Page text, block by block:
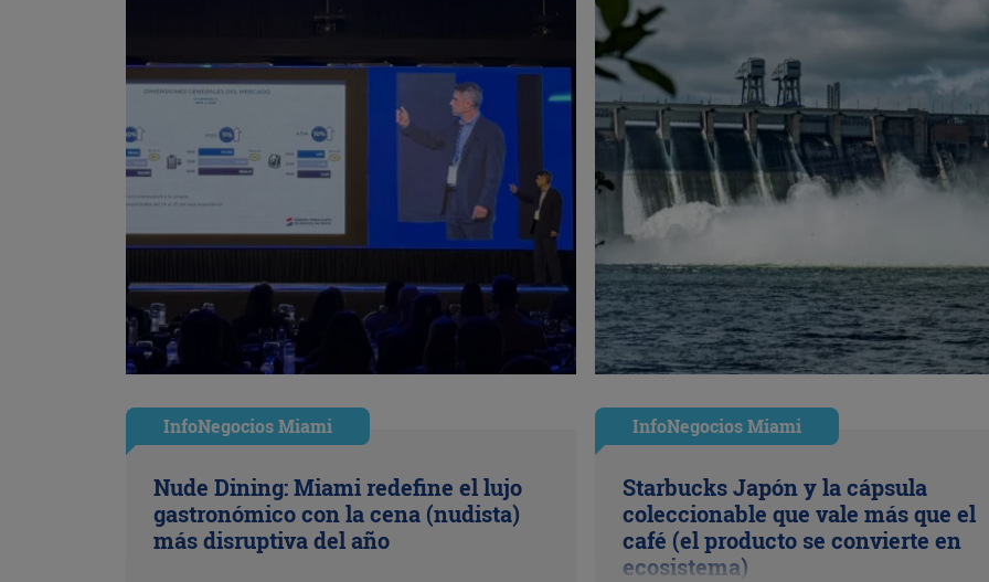
InfoNegocios Miami
Nude Dining: Miami redefine el lujo
gastronómico con la cena (nudista)
más disruptiva del año
InfoNegocios Miami
Starbucks Japón y la cápsula
coleccionable que vale más que el
café (el producto se convierte en
ecosistema)